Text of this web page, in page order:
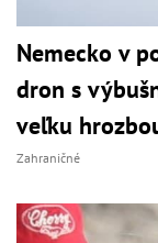
Nemecko v
dron s
veľku
Zahraničné